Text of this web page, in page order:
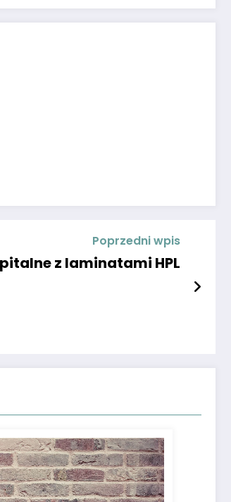
Poprzedni wpis
z laminatami HPL